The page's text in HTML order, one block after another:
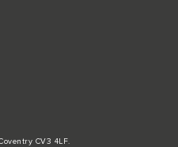
CV3 4LF.